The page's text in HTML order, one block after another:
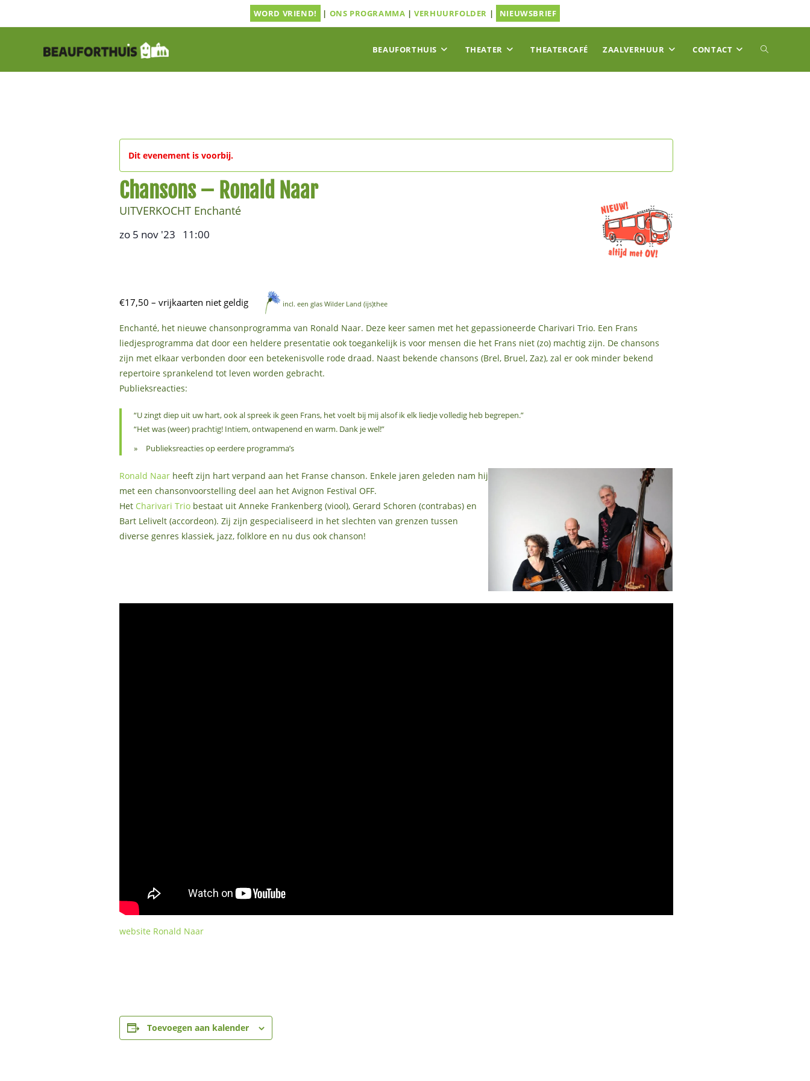
WORD VRIEND! | ONS PROGRAMMA |VERHUURFOLDER | NIEUWSBRIEF
BEAUFORTHUIS THEATER THEATERCAFÉ ZAALVERHUUR CONTACT TOGGLE
Dit evenement is voorbij.
Chansons – Ronald Naar
UITVERKOCHT Enchanté
zo 5 nov '23 11:00
€17,50 – vrijkaarten niet geldig incl. een glas Wilder Land (ijs)thee
Enchanté, het nieuwe chansonprogramma van Ronald Naar. Deze keer samen met het gepassioneerde Charivari Trio. Een Frans
liedjesprogramma dat door een heldere presentatie ook toegankelijk is voor mensen die het Frans niet (zo) machtig zijn. De chansons
zijn met elkaar verbonden door een betekenisvolle rode draad. Naast bekende chansons (Brel, Bruel, Zaz), zal er ook minder bekend
repertoire sprankelend tot leven worden gebracht.
Publieksreacties:
“U zingt diep uit uw hart, ook al spreek ik geen Frans, het voelt bij mij alsof ik elk liedje volledig heb begrepen.”
“Het was (weer) prachtig! Intiem, ontwapenend en warm. Dank je wel!”
Publieksreacties op eerdere programma’s
Ronald Naarheeft zijn hart verpand aan het Franse chanson. Enkele jaren geleden nam hij
met een chansonvoorstelling deel aan het Avignon Festival OFF.
Het Charivari Triobestaat uit Anneke Frankenberg (viool), Gerard Schoren (contrabas) en
Bart Lelivelt (accordeon). Zij zijn gespecialiseerd in het slechten van grenzen tussen
diverse genres klassiek, jazz, folklore en nu dus ook chanson!
website Ronald Naar
Toevoegen aan kalender